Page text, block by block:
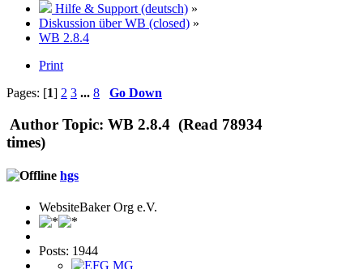
Hilfe & Support (deutsch) »
Diskussion über WB (closed) »
WB 2.8.4
Print
Pages: [1] 2 3 ... 8 Go Down
Author Topic: WB 2.8.4 (Read 78934
times)
hgs
WebsiteBaker Org e.V.
Posts: 1944